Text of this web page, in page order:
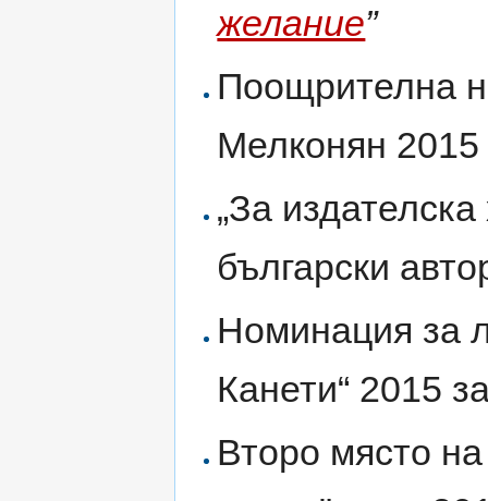
желание”
Поощрителна
Мелконян 2015
„За
български
Номинация за
Канети“ 2015
Второ място